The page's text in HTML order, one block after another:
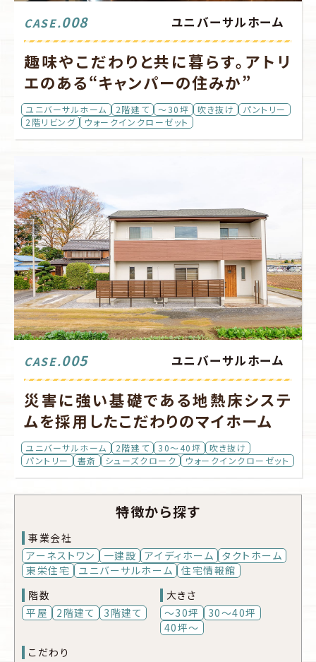
CASE.008 ユニバーサルホーム
趣味やこだわりと共に暮らす。アトリ
エのある“キャンパーの住みか”
ユニバーサルホーム 2階建て ～30坪 吹き抜け
パントリー
2階リビング
ウォークインクローゼット
CASE.005 ユニバーサルホーム
災害に強い基礎である地熱床システ
ムを採用したこだわりのマイホーム
ユニバーサルホーム 2階建て 30～40坪
吹き抜け
パントリー
書斎 シューズクローク ウォークインクローゼット
特徴から探す
事業会社
アーネストワン
一建設 アイディホーム
タクトホーム
東栄住宅
ユニバーサルホーム
住宅情報館
階数
平屋
2階建て 3階建て
大きさ
～30坪
30～40坪
40坪～
こだわり